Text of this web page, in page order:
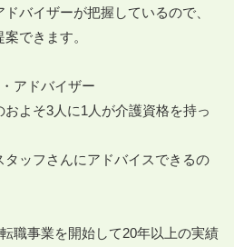
バイザーが把握しているので、
できます。
アドバイザー
よそ3人に1人が介護資格を持っ
ッフさんにアドバイスできるの
職事業を開始して20年以上の実績